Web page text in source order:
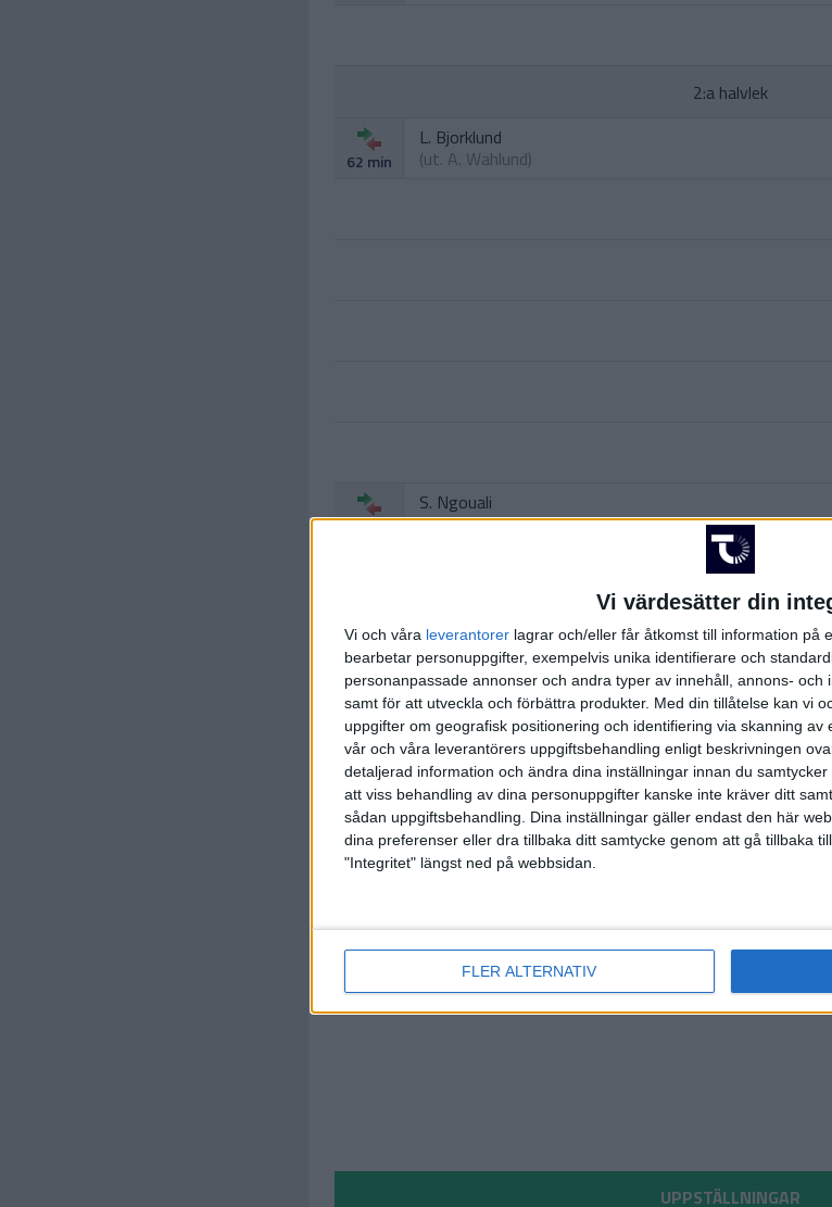
Vi värdesätter din
Vi och våra leverantorer lagrar och/eller får åtkomst till information på
bearbetar personuppgifter, exempelvis unika identifierare och
personanpassade annonser och andra typer av innehåll, annons- och
samt för att utveckla och förbättra produkter. Med din tillåtelse kan vi
uppgifter om geografisk positionering och identifiering via skanning
vår och våra leverantörers uppgiftsbehandling enligt beskrivningen
detaljerad information och ändra dina inställningar innan du samtycker
att viss behandling av dina personuppgifter kanske inte kräver ditt
sådan uppgiftsbehandling. Dina inställningar gäller endast den här
dina preferenser eller dra tillbaka ditt samtycke genom att gå tillbaka
"Integritet" längst ned på webbsidan.
FLER ALTERNATIV
2:a halvlek
62 min
L. Bjorklund
(ut. A. Wahlund)
75 min
S. Ngouali
(ut.D. E. Hedstrom J.)
85 min
O. Okeke
(ut.S. Oppong)
86 min
R. Bergvall
(ut.R. Orqvist)
UPPSTÄLLNINGAR